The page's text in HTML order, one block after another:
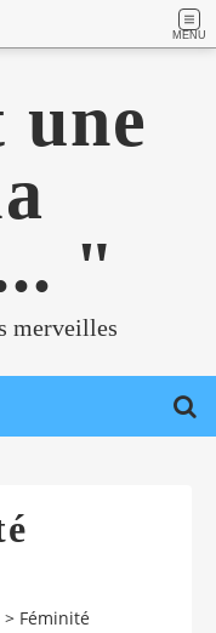
MENU
"
merveilles
> Féminité